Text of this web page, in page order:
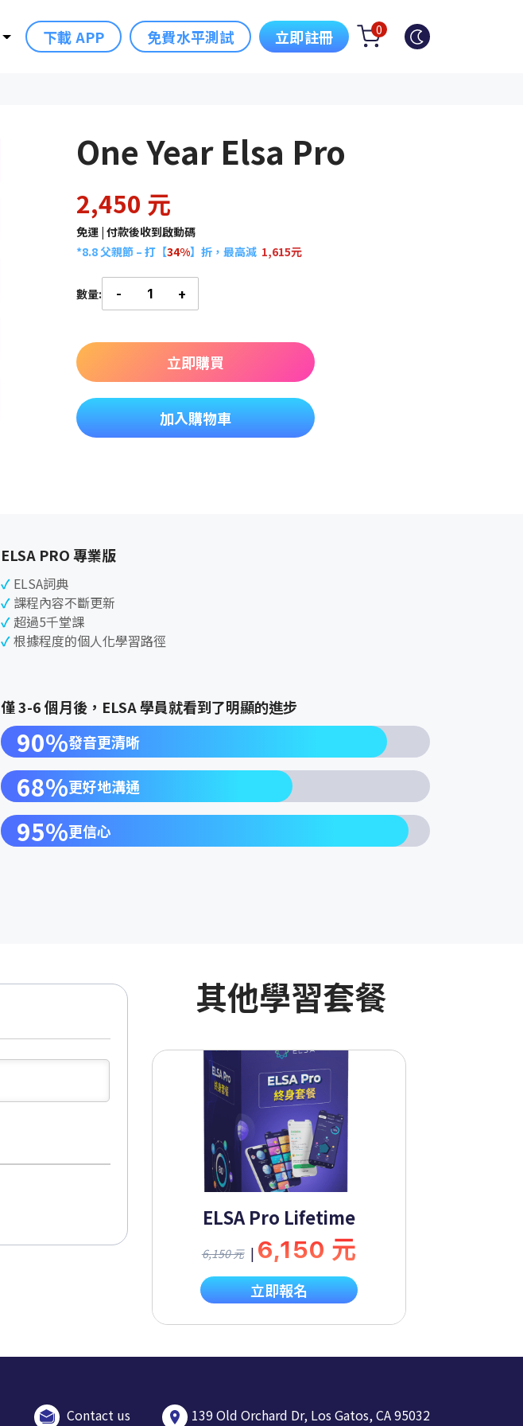
下載 APP 免費水平測試 立即註冊 0
One Year Elsa Pro
2,450 元
免運 | 付款後收到啟動碼
*8.8 父親節 – 打【34%】折，最高減 1,615元
數量: - +
立即購買
加入購物車
ELSA PRO 專業版
ELSA詞典
課程內容不斷更新
超過5千堂課
根據程度的個人化學習路徑
僅 3-6 個月後，ELSA 學員就看到了明顯的進步
90%發音更清晰
68%更好地溝通
95%更信心
其他學習套餐
ELSA Pro Lifetime
6,150 元 | 6,150 元
立即報名
Contact us 139 Old Orchard Dr, Los Gatos, CA 95032